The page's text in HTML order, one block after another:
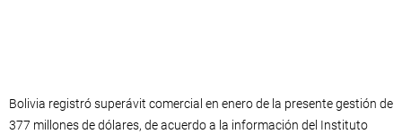
Bolivia registró superávit comercial en enero de la presente gestión de
377 millones de dólares, de acuerdo a la información del Instituto